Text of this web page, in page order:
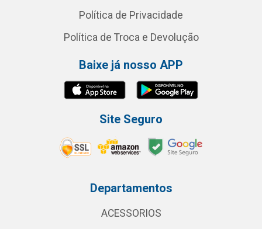
Política de Privacidade
Política de Troca e Devolução
Baixe já nosso APP
Site Seguro
Departamentos
ACESSORIOS